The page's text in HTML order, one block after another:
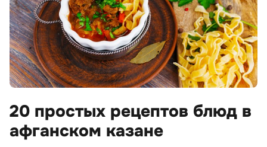
20 простых рецептов блюд в
афганском казане